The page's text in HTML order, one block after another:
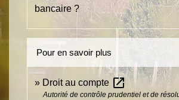
bancaire ?
Pour en savoir plus
Droit au compte open_in_new
Autorité de contrôle prudentiel et de